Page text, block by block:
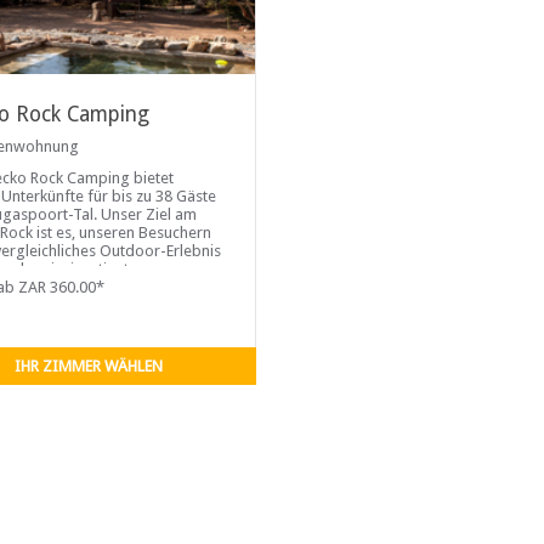
Rock Camping
Rock Camping bietet
für bis zu 38 Gäste
Tal. Unser Ziel am
ist es, unseren Besuchern
Outdoor-Erlebnis
der einzigartigsten
der Erde zu bieten.
ZAR 360.00*
IHR ZIMMER WÄHLEN